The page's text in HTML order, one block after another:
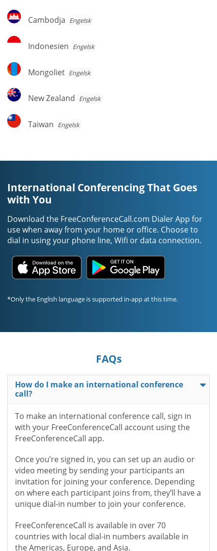
Cambodja
Cambodja Engelsk
Indonesien
Indonesien Engelsk
Mongoliet
Mongoliet Engelsk
New
Zealand
New Zealand Engelsk
Taiwan
Taiwan Engelsk
International Conferencing That Goes
with You
Download the FreeConferenceCall.com Dialer App for
use when away from your home or office. Choose to
dial in using your phone line, Wifi or data connection.
*Only the English language is supported in-app at this time.
FAQs
How do I make an international conference
call?
To make an international conference call, sign in
with your FreeConferenceCall account using the
FreeConferenceCall app.
Once you’re signed in, you can set up an audio or
video meeting by sending your participants an
invitation for joining your conference. Depending
on where each participant joins from, they’ll have a
unique dial-in number to join your conference.
FreeConferenceCall is available in over 70
countries with local dial-in numbers available in
the Americas, Europe, and Asia.